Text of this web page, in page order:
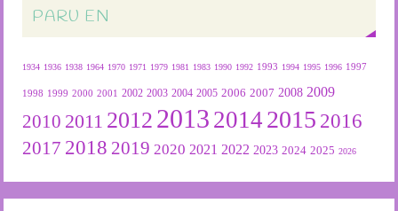
PARU EN
1934 1936 1938 1964 1970 1971 1979 1981 1983 1990 1992 1993 1994 1995 1996 1997
1998 1999 2000 2001 2002 2003 2004 2005 2006 2007 2008 2009
2010 2011 2012 2013 2014 2015 2016
2017 2018 2019 2020 2021 2022 2023 2024 2025 2026